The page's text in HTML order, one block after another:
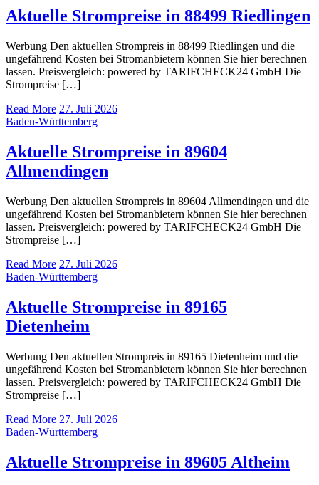
Aktuelle Strompreise in 88499 Riedlingen
Werbung Den aktuellen Strompreis in 88499 Riedlingen und die
ungefährend Kosten bei Stromanbietern können Sie hier berechnen
lassen. Preisvergleich: powered by TARIFCHECK24 GmbH Die
Strompreise […]
Read More 27. Juli 2026
Baden-Württemberg
Aktuelle Strompreise in 89604
Allmendingen
Werbung Den aktuellen Strompreis in 89604 Allmendingen und die
ungefährend Kosten bei Stromanbietern können Sie hier berechnen
lassen. Preisvergleich: powered by TARIFCHECK24 GmbH Die
Strompreise […]
Read More 27. Juli 2026
Baden-Württemberg
Aktuelle Strompreise in 89165
Dietenheim
Werbung Den aktuellen Strompreis in 89165 Dietenheim und die
ungefährend Kosten bei Stromanbietern können Sie hier berechnen
lassen. Preisvergleich: powered by TARIFCHECK24 GmbH Die
Strompreise […]
Read More 27. Juli 2026
Baden-Württemberg
Aktuelle Strompreise in 89605 Altheim